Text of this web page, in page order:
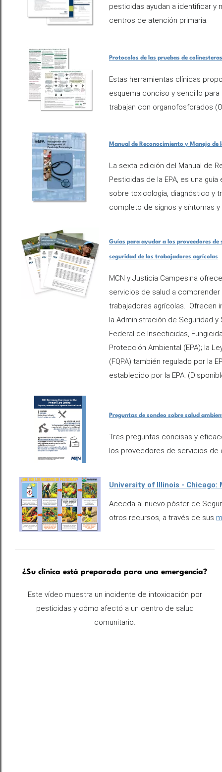
pesticidas ayudan a identificar y
centros de atención primaria.
Protocolos de las pruebas de
Estas herramientas clínicas
esquema conciso y sencillo
trabajan con organofosforados
Manual de Reconocimiento y Manejo
La sexta edición del Manual de
Pesticidas de la EPA, es una
sobre toxicología, diagnóstico y
completo de signos y síntomas
Guías para ayudar a los proveedores de
seguridad de los trabajadores agrícolas
MCN y Justicia Campesina
servicios de salud a
trabajadores agrícolas. Ofrecen
la Administración de Seguridad
Federal de Insecticidas,
Protección Ambiental (EPA); la
(FQPA) también regulado por la
establecido por la EPA.
Preguntas de sondeo sobre salud
Tres preguntas concisas y
los proveedores de servicios de
University of Illinois -
Acceda al nuevo póster de
otros recursos, a través de sus
¿Su clínica está preparada para una emergencia?
Este vídeo muestra un incidente de intoxicación por
pesticidas y cómo afectó a un centro de salud
comunitario.